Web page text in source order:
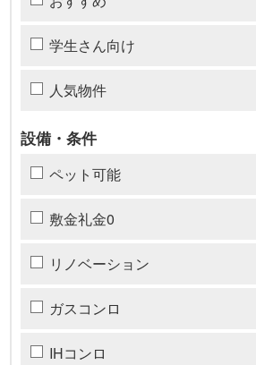
学生さん向け
人気物件
設備・条件
ペット可能
敷金礼金0
リノベーション
ガスコンロ
IHコンロ